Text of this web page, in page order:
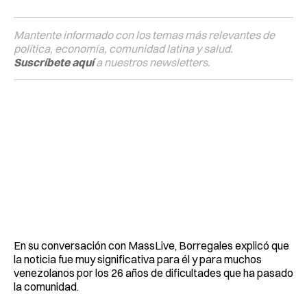
Mantente informado con los temas más relevantes de
política, economía, comunidad latina y salud.
Suscríbete aquía nuestros newsletters.
En su conversación con MassLive, Borregales explicó que
la noticia fue muy significativa para él y para muchos
venezolanos por los 26 años de dificultades que ha pasado
la comunidad.